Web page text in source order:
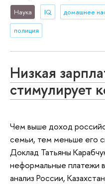
Наука IQ домашнее
полиция
Низкая
стимулирует
Чем выше доход
семьи, тем меньше его
Доклад Татьяны
неформальные платежи
анализ России,